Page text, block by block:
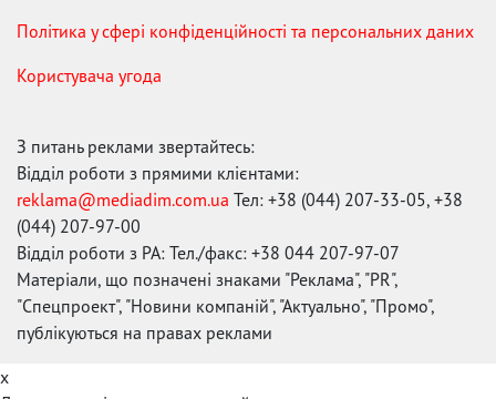
Політика у сфері конфіденційності та персональних даних
Користувача угода
З питань реклами звертайтесь:
Відділ роботи з прямими клієнтами:
reklama@mediadim.com.ua Тел: +38 (044) 207-33-05, +38
(044) 207-97-00
Відділ роботи з РА: Тел./факс: +38 044 207-97-07
Матеріали, що позначені знаками "Реклама", "PR",
"Спецпроект", "Новини компаній", "Актуально", "Промо",
публікуються на правах реклами
x